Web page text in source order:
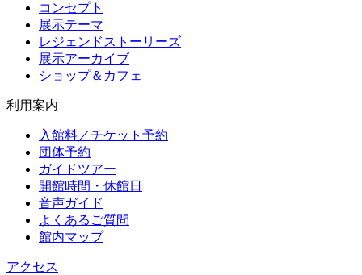
コンセプト
展示テーマ
レジェンドストーリーズ
展示アーカイブ
ショップ＆カフェ
利用案内
入館料／チケット予約
団体予約
ガイドツアー
開館時間・休館日
音声ガイド
よくあるご質問
館内マップ
アクセス